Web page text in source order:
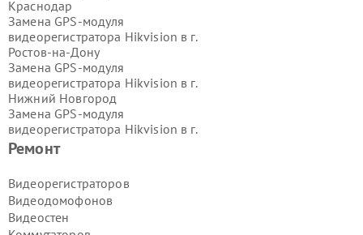
Ремонт
Видеорегистраторов
Видеодомофонов
Видеостен
Краснодар
Замена GPS-модуля
видеорегистратора Hikvision в г.
Ростов-на-Дону
Замена GPS-модуля
видеорегистратора Hikvision в г.
Нижний Новгород
Замена GPS-модуля
видеорегистратора Hikvision в г.
Новосибирск
видеорегистратора Hikvision в г.
Екатеринбург
Замена GPS-модуля
видеорегистратора Hikvision в г.